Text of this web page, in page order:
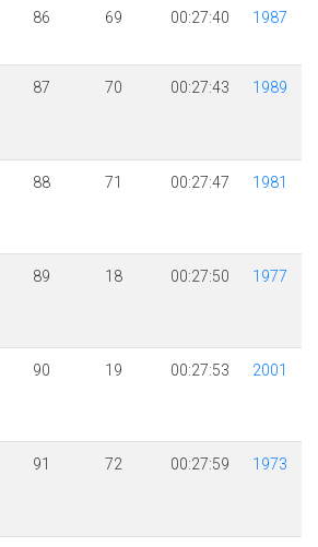
86 69 00:27:40 1987
87 70 00:27:43 1989
88 71 00:27:47 1981
89 18 00:27:50 1977
90 19 00:27:53 2001
91 72 00:27:59 1973